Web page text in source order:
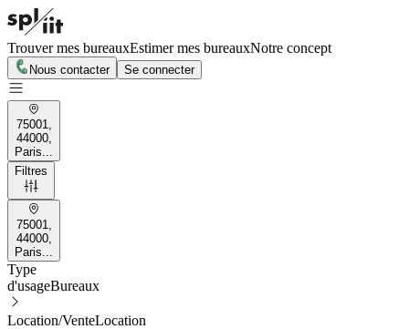
Trouver mes bureauxEstimer mes bureauxNotre concept
Nous contacter Se connecter
75001,
44000,
Paris...
Filtres
75001,
44000,
Paris...
Type
d'usageBureaux
Location/VenteLocation